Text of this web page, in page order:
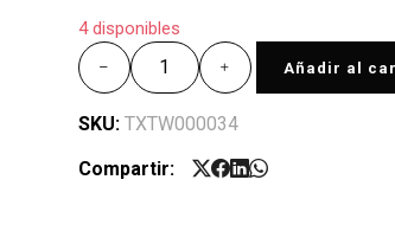
4 disponibles
Añadir al
SKU: TXTW000034
Compartir: